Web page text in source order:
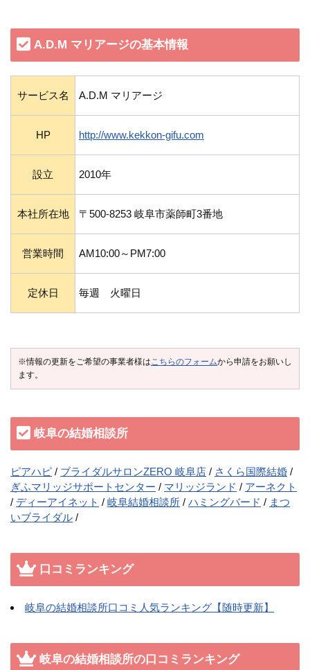
A.D.M マリアージの基本情報
サービス名 A.D.M マリアージ
HP http://www.kekkon-gifu.com
設立 2010年
本社所在地 〒500-8253 岐阜市薬師町3番地
営業時間 AM10:00～PM7:00
定休日 毎週 火曜日
※情報の更新をご希望の事業者様は こちらのフォームから申請をお願いし
ます。
岐阜の結婚相談所
ピアハピ ブライダルサロンZERO 岐阜店
さくら国際結婚
ぎふマリッジサポートセンター
マリッジランド
アーネクト
ディーアイネット
岐阜結婚相談所 ハミングバード
まつ
いブライダル
口コミランキング
岐阜の結婚相談所口コミ人気ランキング【随時更新】
岐阜の結婚相談所の口コミランキング